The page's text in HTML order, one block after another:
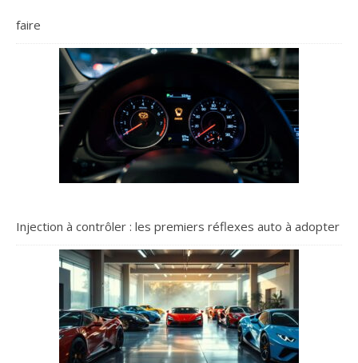
faire
Injection à contrôler : les premiers réflexes auto à adopter